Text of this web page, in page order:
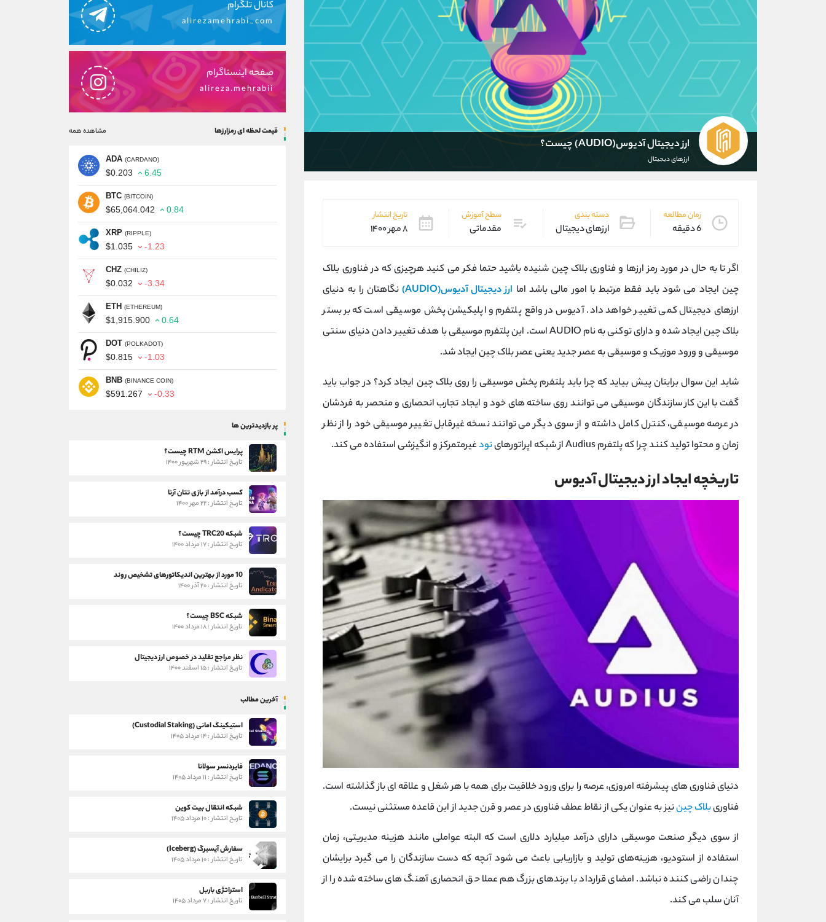
ارز دیجیتال آدیوس(AUDIO) چیست؟
ارزهای دیجیتال
زمان مطالعه
6 دقیقه
دسته بندی
ارزهای دیجیتال
سطح آموزش
مقدماتی
تاریخ انتشار
۸ مهر ۱۴۰۰
اگر تا به حال در مورد رمز ارزها و فناوری بلاک چین شنیده باشید حتما فکر می کنید هرچیزی که در فناوری بلاک
چین ایجاد می شود باید فقط مرتبط با امور مالی باشد اما ارز دیجیتال آدیوس(AUDIO)
نگاهتان را به دنیای
ارزهای دیجیتال کمی تغییر خواهد داد. آدیوس در واقع پلتفرم و اپلیکیشن پخش موسیقی است که بر بستر
بلاک چین ایجاد شده و دارای توکنی به نام AUDIO است. این پلتفرم موسیقی با هدف تغییر دادن دنیای سنتی
موسیقی و ورود موزیک و موسیقی به عصر جدید یعنی عصر بلاک چین ایجاد شد.
شاید این سوال برایتان پیش بیاید که چرا باید پلتفرم پخش موسیقی را روی بلاک چین ایجاد کرد؟ در جواب باید
گفت با این کار سازندگان موسیقی می توانند روی ساخته های خود و ایجاد تجارب انحصاری و منحصر به فردشان
در عرصه موسیقی، کنترل کامل داشته و از سوی دیگر می توانند نسخه غیرقابل تغییر موسیقی خود را از نظر
زمان و محتوا تولید کنند چرا که پلتفرم Audius از شبکه اپراتورهای
نودغیرمتمرکز و انگیزشی استفاده می کند.
تاریخچه ایجاد ارز دیجیتال آدیوس
دنیای فناوری های پیشرفته امروزی، عرصه را برای ورود خلاقیت برای همه با هر شغل و علاقه ای باز گذاشته است.
فناوریبلاک چیننیز به عنوان یکی از نقاط عطف فناوری در عصر و قرن جدید از این قاعده مستثنی نیست.
از سوی دیگر صنعت موسیقی دارای درآمد میلیارد دلاری است که البته عواملی مانند هزینه مدیریتی، زمان
استفاده از استودیو، هزینه‌های تولید و بازاریابی باعث می شود آنچه که دست سازندگان را می گیرد برایشان
چندان راضی کننده نباشد. امضای قرارداد با برندهای بزرگ هم عملا حق انحصاری آهنگ های ساخته شده را از
آنان سلب می کند.
کانال تلگرام
alirezamehrabi_com
صفحه اینستاگرام
alireza.mehrabii
قیمت لحظه ای رمزارزها مشاهده همه
ADA (CARDANO)
$0.203 6.45
BTC (BITCOIN)
$65,064.042 0.84
XRP (RIPPLE)
$1.035 -1.23
CHZ (CHILIZ)
$0.032 -3.34
ETH (ETHEREUM)
$1,915.900 0.64
DOT (POLKADOT)
$0.815 -1.03
BNB (BINANCE COIN)
$591.267 -0.33
پر بازدیدترین ها
پرایس اکشن RTM چیست؟
تاریخ انتشار : ۲۹ شهریور ۱۴۰۰
کسب درآمد از بازی تتان آرنا
تاریخ انتشار : ۲۲ مهر ۱۴۰۰
شبکه TRC20 چیست؟
تاریخ انتشار : ۱۷ مرداد ۱۴۰۰
10 مورد از بهترین اندیکاتورهای تشخیص روند
تاریخ انتشار : ۲۰ آذر ۱۴۰۰
شبکه BSC چیست؟
تاریخ انتشار : ۱۸ مرداد ۱۴۰۰
نظر مراجع تقلید در خصوص ارز دیجیتال
تاریخ انتشار : ۱۵ اسفند ۱۴۰۰
آخرین مطالب
استیکینگ امانی (Custodial Staking)
تاریخ انتشار : ۱۴ مرداد ۱۴۰۵
فایردنسر سولانا
تاریخ انتشار : ۱۱ مرداد ۱۴۰۵
شبکه انتقال بیت کوین
تاریخ انتشار : ۱۰ مرداد ۱۴۰۵
سفارش آیسبرگ (Iceberg)
تاریخ انتشار : ۱۰ مرداد ۱۴۰۵
استراتژی باربل
تاریخ انتشار : ۷ مرداد ۱۴۰۵